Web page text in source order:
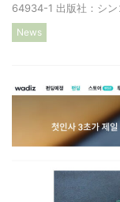
64934-1 出版社：シン
News